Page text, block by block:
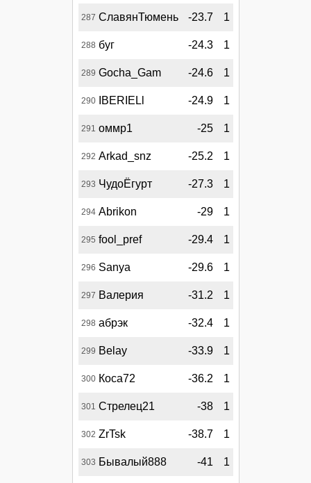
287 СлавянТюмень -23.7 1
288 буг -24.3 1
289 Gocha_Gam -24.6 1
290 IBERIELl -24.9 1
291 оммр1 -25 1
292 Arkad_snz -25.2 1
293 ЧудоЁгурт -27.3 1
294 Abrikon -29 1
295 fool_pref -29.4 1
296 Sanya -29.6 1
297 Валерия -31.2 1
298 абрэк -32.4 1
299 Belay -33.9 1
300 Коса72 -36.2 1
301 Стрелец21 -38 1
302 ZrTsk -38.7 1
303 Бывалый888 -41 1